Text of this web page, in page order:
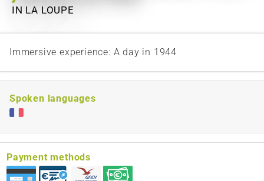
IN LA LOUPE
Immersive experience: A day in 1944
Spoken languages
Payment methods